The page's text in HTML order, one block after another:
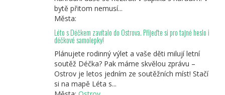
bytě přitom nemusí...
Města:
Léto s Déčkem zavítalo do Ostrova. Přijeďte si pro tajné heslo i
déčkové samolepky!
Plánujete rodinný výlet a vaše děti milují letní
soutěž Déčka? Pak máme skvělou zprávu –
Ostrov je letos jedním ze soutěžních míst! Stačí
si na mapě Léta s...